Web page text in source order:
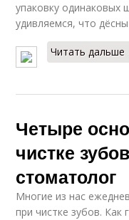
упаковку одинаковых
удивляемся, что
Читать
Четыре
чистке
стоматолог
Многие из нас
при чистке зубов. Как